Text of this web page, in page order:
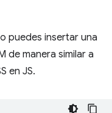
puedes insertar una
de manera similar a
en JS.